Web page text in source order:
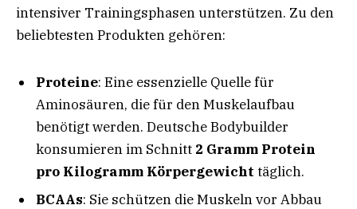
intensiver Trainingsphasen unterstützen. Zu den
beliebtesten Produkten gehören:
Proteine: Eine essenzielle Quelle für
Aminosäuren, die für den Muskelaufbau
benötigt werden. Deutsche Bodybuilder
konsumieren im Schnitt 2 Gramm Protein
pro Kilogramm Körpergewicht täglich.
BCAAs: Sie schützen die Muskeln vor Abbau